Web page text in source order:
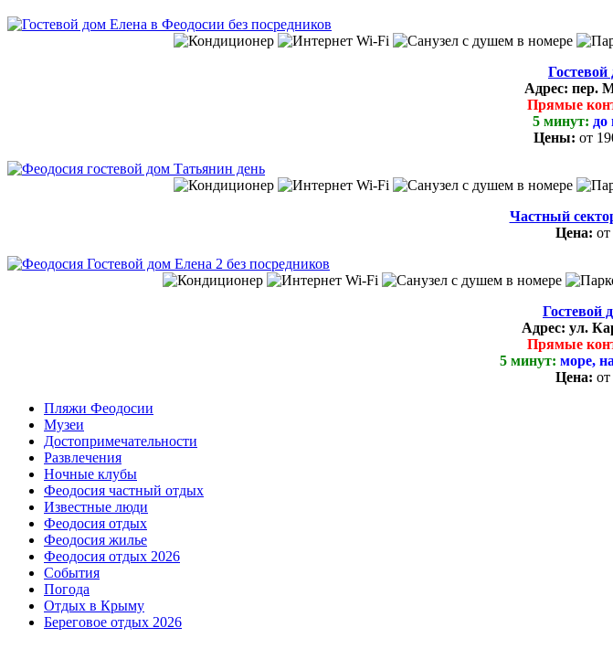
Адрес: пер.
Прямые
5 минут: до
Цены: от
Частный
Цена:
Гостевой
Адрес: ул.
Прямые
5 минут: море,
Цена:
Пляжи Феодосии
Музеи
Достопримечательности
Развлечения
Ночные клубы
Феодосия частный отдых
Известные люди
Феодосия отдых
Феодосия жилье
Феодосия отдых 2026
События
Погода
Отдых в Крыму
Береговое отдых 2026